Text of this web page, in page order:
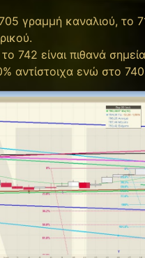
γραμμή καναλιού, το
742 είναι πιθανά
αντίστοιχα ενώ στο